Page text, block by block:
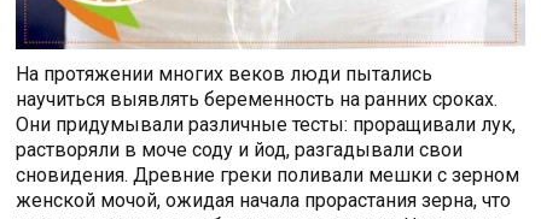
На протяжении многих веков люди пытались
научиться выявлять беременность на ранних сроках.
Они придумывали различные тесты: проращивали лук,
растворяли в моче соду и йод, разгадывали свои
сновидения. Древние греки поливали мешки с зерном
женской мочой, ожидая начала прорастания зерна, что